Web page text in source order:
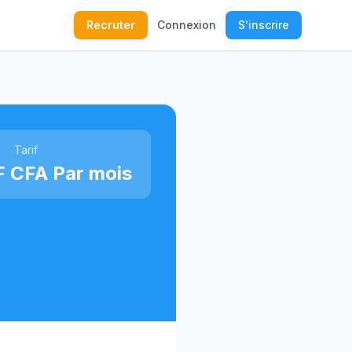
Recruter Connexion S'inscrire
Tarif
CFA Par mois